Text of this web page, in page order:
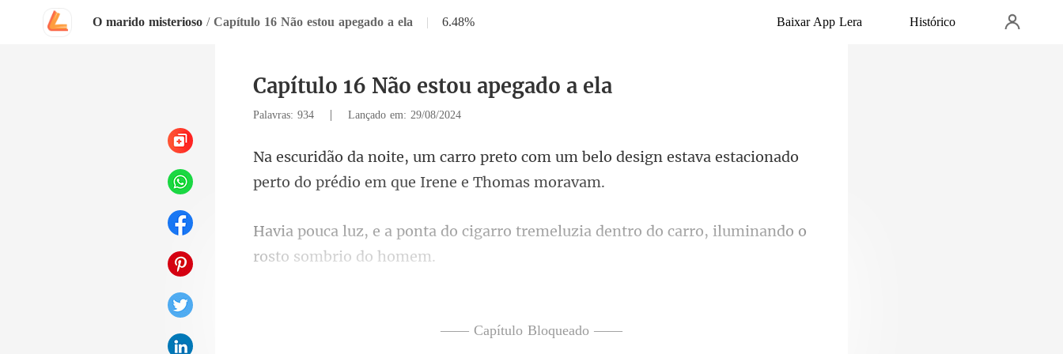
O marido misterioso / Capítulo 16 Não estou apegado a ela | 6.48% Baixar App Lera Histórico
Capítulo 16 Não estou apegado a ela
Palavras: 934 | Lançado em: 29/08/2024
m um belo design estava estacionado
pert
rro tremeluzia dentro do carro, il
—— Capítulo Bloqueado ——